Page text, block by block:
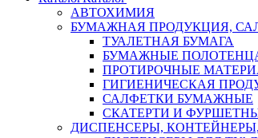
АВТОХИМИЯ
БУМАЖНАЯ ПРОДУКЦИЯ,
ТУАЛЕТНАЯ БУМАГА
БУМАЖНЫЕ
ПРОТИРОЧНЫЕ
ГИГИЕНИЧЕСКАЯ
САЛФЕТКИ БУМАЖНЫЕ
СКАТЕРТИ И
ДИСПЕНСЕРЫ,